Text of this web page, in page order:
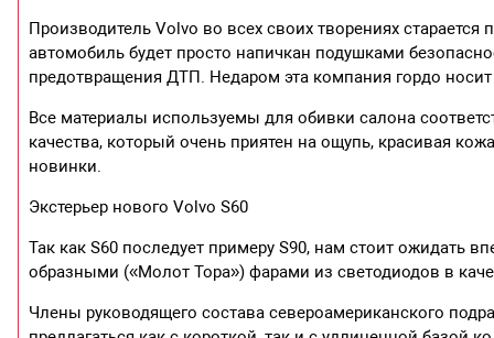
Производитель Volvo во всех своих творениях
автомобиль будет просто напичкан подушками
предотвращения ДТП. Недаром эта компания гордо
Все материалы используемы для обивки салона
качества, который очень приятен на ощупь, красивая
новинки.
Экстерьер нового Volvo S60
Так как S60 последует примеру S90, нам стоит
образными («Молот Тора») фарами из светодиодов в
Члены руководящего состава североамериканского